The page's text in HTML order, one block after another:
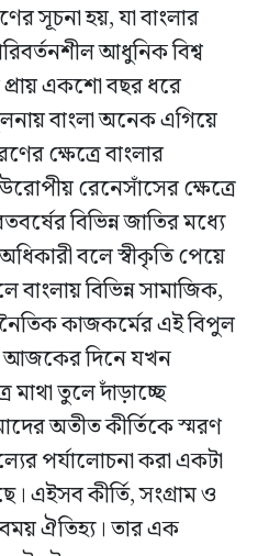
সূচনা হয়, যা বাংলার
আধুনিক বিশ্ব
প্রায় একশো বছর ধরে
বাংলা অনেক এগিয়ে
ক্ষেত্রে বাংলার
রেনেসাঁসের ক্ষেত্রে
বিভিন্ন জাতির মধ্যে
অধিকারী বলে স্বীকৃতি পেয়ে
বিভিন্ন সামাজিক,
কাজকর্মের এই বিপুল
আজকের দিনে যখন
মাথা তুলে দাঁড়াচ্ছে
অতীত কীর্তিকে স্মরণ
পর্যালোচনা করা একটা
এইসব কীর্তি, সংগ্রাম ও
ঐতিহ্য। তার এক